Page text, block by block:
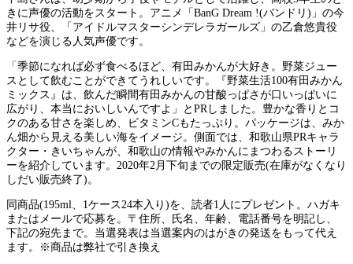
きに声優の活動をスタート。アニメ「BanG Dream !(バンドリ)」の今
井リサ役、「アイドルマスターシンデレラガールズ」の乙倉悠貴役
などを演じる人気声優です。
「季節になれば必ず食べるほど、有田みかんが大好き。野菜ジュー
スとして飲むことができてうれしいです。『野菜生活100有田みかん
ミックス』は、飲んだ瞬間有田みかんの甘酸っぱさが口いっぱいに
広がり、本当においしいんですよ」とPRしました。豊かな香りとコ
クのある甘さを楽しめ、ビタミンCもたっぷり。パッケージは、みか
ん畑から見える美しい海をイメージ。側面では、和歌山県PRキャラ
クター・きいちゃんが、和歌山の情報やみかんにまつわるストーリ
ーを紹介しています。2020年2月下旬までの限定販売(在庫がなくなり
しだい販売終了)。
同商品(195ml、1ケース24本入り)を、読者1人にプレゼント。ハガキ
またはメールで応募を。〒住所、氏名、年齢、電話番号を明記し、
下記の宛先まで。当選発表は当選案内のはがきの発送をもって代え
ます。※商品は弊社で引き換え